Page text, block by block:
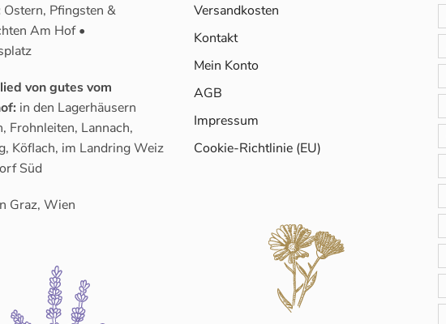
Ostern, Pfingsten &
Am Hof •
von gutes vom
in den Lagerhäusern
Frohnleiten, Lannach,
Köflach, im Landring Weiz
Süd
Graz, Wien
Versandkosten
Kontakt
Mein Konto
AGB
Impressum
Cookie-Richtlinie (EU)